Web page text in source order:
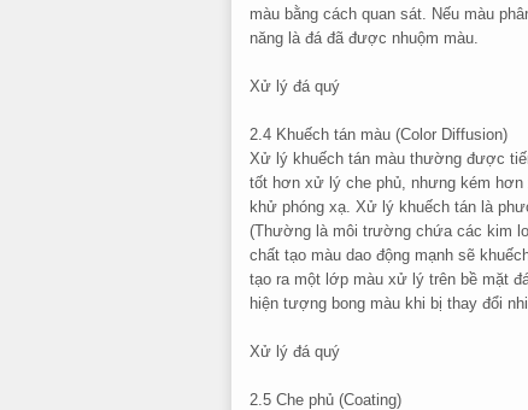
màu bằng cách quan sát. Nếu màu
năng là đá đã được nhuộm màu.
Xử lý đá quý
2.4 Khuếch tán màu (Color Diffusion)
Xử lý khuếch tán màu thường được
tốt hơn xử lý che phủ, nhưng kém
khử phóng xạ. Xử lý khuếch tán là
(Thường là môi trường chứa các kim
chất tạo màu dao động mạnh sẽ
tạo ra một lớp màu xử lý trên bề mặt
hiện tượng bong màu khi bị thay đổi
Xử lý đá quý
2.5 Che phủ (Coating)